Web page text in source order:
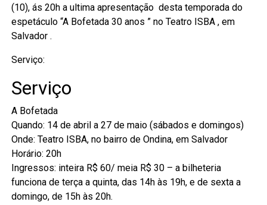
(10), ás 20h a ultima apresentação desta temporada do
espetáculo “A Bofetada 30 anos ” no Teatro ISBA , em
Salvador .
Serviço:
Serviço
A Bofetada
Quando: 14 de abril a 27 de maio (sábados e domingos)
Onde: Teatro ISBA, no bairro de Ondina, em Salvador
Horário: 20h
Ingressos: inteira R$ 60/ meia R$ 30 – a bilheteria
funciona de terça a quinta, das 14h às 19h, e de sexta a
domingo, de 15h às 20h.